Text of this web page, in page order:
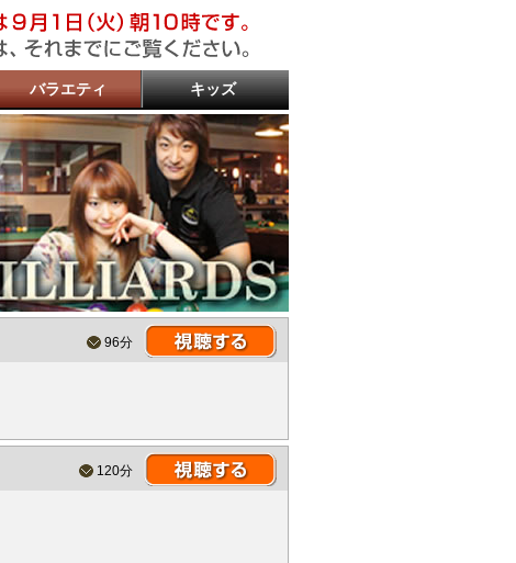
ロタレント 真・日本統一
ロ！
部いか！
もした！
ップ
交際
たな！
なりたい
。～人類ムキ卵化計画～
までも
の財布でどこまでも
がままに！
バラエティ
事件です！阿部祐二のゴルフ塾
川崎漁業組合
谷繁元信×青木翔の勝つゴルフノート
田中ケンのふらっとキャンプ
落語・講談
お笑い
プロレス
ダーツ
ビリヤード
キッズ
のりもの・いきもの
96分
120分